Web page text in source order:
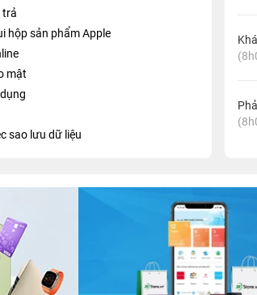
trả
hộp sản phẩm Apple
mật
sao lưu dữ liệu